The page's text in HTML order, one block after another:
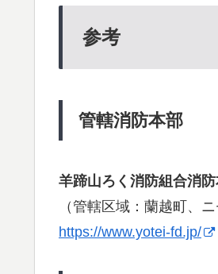
参考
管轄消防本部
羊蹄山ろく消防組合消
（管轄区域：蘭越町、
https://www.yotei-fd.jp/